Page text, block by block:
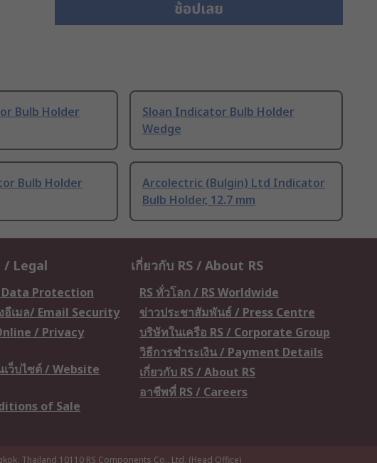
Bulb Holder
Sloan Indicator Bulb Holder
Wedge
Bulb Holder
Arcolectric (Bulgin) Ltd Indicator
Bulb Holder, 12.7 mm
/ Legal
Protection
เมล/ Email Security
/ Privacy
เว็บไซต์ / Website
of Sale
เกี่ยวกับ RS / About RS
RS ทั่วโลก / RS Worldwide
ข่าวประชาสัมพันธ์ / Press Centre
บริษัทในเครือ RS / Corporate Group
วิธีการชำระเงิน / Payment Details
เกี่ยวกับ RS / About RS
อาชีพที่ RS / Careers
Thailand 10110 RS Components Co., Ltd. (Head Office)